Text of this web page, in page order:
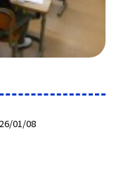
01/08